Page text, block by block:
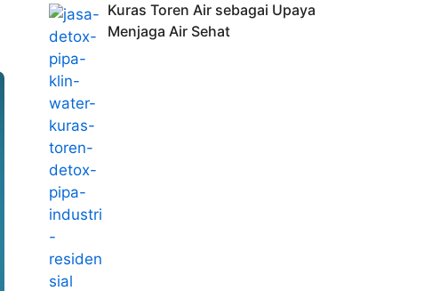
Kuras Toren Air sebagai Upaya
Menjaga Air Sehat